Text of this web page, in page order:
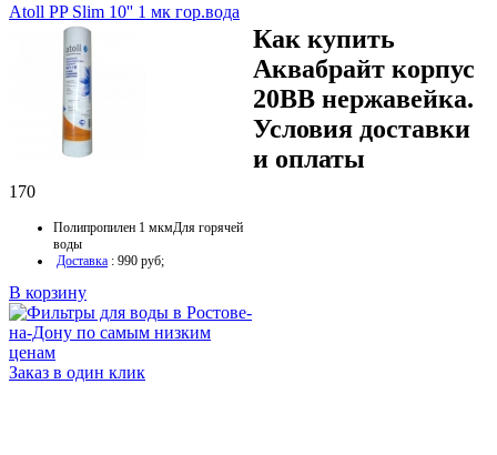
Atoll PP Slim 10'' 1 мк гор.вода
170
Полипропилен 1 мкмДля горячей
воды
Доставка : 990 руб;
В корзину
Заказ в один клик
Как купить
Аквабрайт корпус
20BB нержавейка.
Условия доставки
и оплаты